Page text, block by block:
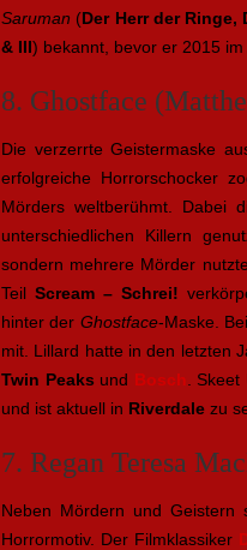
Saruman (Der Herr der Ringe,
& III) bekannt, bevor er 2015
8. Ghostface
Die verzerrte Geistermaske
erfolgreiche Horrorschocker
Mörders weltberühmt. Dabei
unterschiedlichen Killern
sondern mehrere Mörder
Teil Scream – Schrei!
hinter der Ghostface-Maske.
mit. Lillard hatte in den letzten
Twin Peaks und Bosch .
und ist aktuell in Riverdale zu
7. Regan Teresa
Neben Mördern und Geistern
Horrormotiv. Der Filmklassiker